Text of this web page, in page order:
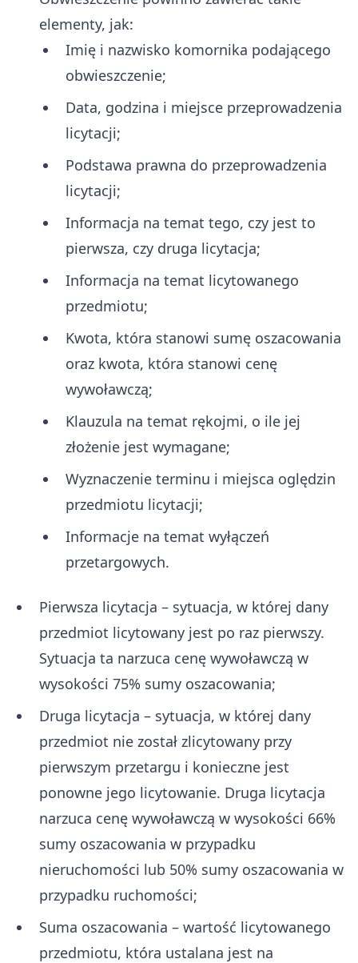
elementy, jak:
Imię i nazwisko komornika podającego
obwieszczenie;
Data, godzina i miejsce przeprowadzenia
licytacji;
Podstawa prawna do przeprowadzenia
licytacji;
Informacja na temat tego, czy jest to
pierwsza, czy druga licytacja;
Informacja na temat licytowanego
przedmiotu;
Kwota, która stanowi sumę oszacowania
oraz kwota, która stanowi cenę
wywoławczą;
Klauzula na temat rękojmi, o ile jej
złożenie jest wymagane;
Wyznaczenie terminu i miejsca oględzin
przedmiotu licytacji;
Informacje na temat wyłączeń
przetargowych.
Pierwsza licytacja – sytuacja, w której dany
przedmiot licytowany jest po raz pierwszy.
Sytuacja ta narzuca cenę wywoławczą w
wysokości 75% sumy oszacowania;
Druga licytacja – sytuacja, w której dany
przedmiot nie został zlicytowany przy
pierwszym przetargu i konieczne jest
ponowne jego licytowanie. Druga licytacja
narzuca cenę wywoławczą w wysokości 66%
sumy oszacowania w przypadku
nieruchomości lub 50% sumy oszacowania w
przypadku ruchomości;
Suma oszacowania – wartość licytowanego
przedmiotu, która ustalana jest na